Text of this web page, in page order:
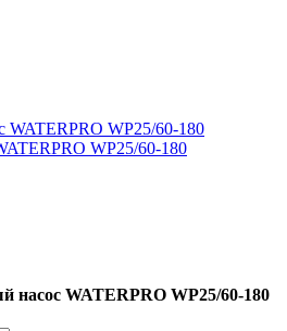
WP25/60-180
насос WATERPRO WP25/60-180